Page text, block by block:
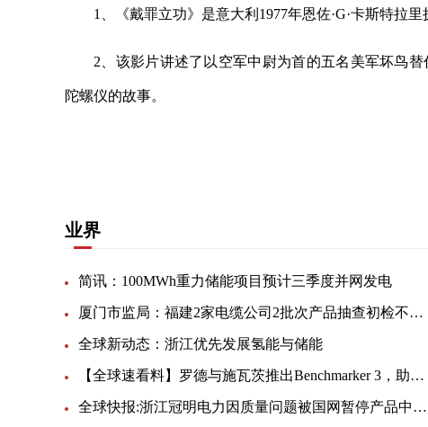
1、《戴罪立功》是意大利1977年恩佐·G·卡斯特拉里
2、该影片讲述了以空军中尉为首的五名美军坏鸟
陀螺仪的故事。
业界
简讯：100MWh重力储能项目预计三季度并网发电
厦门市监局：福建2家电缆公司2批次产品抽查初检不合格-环球报资讯
全球新动态：浙江优先发展氢能与储能
【全球速看料】罗德与施瓦茨推出Benchmarker 3，助力网络基准测试的发展
全球快报:浙江冠明电力因质量问题被国网暂停产品中标资格6个月